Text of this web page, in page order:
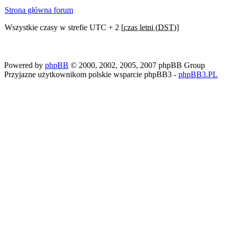
Strona główna forum
Wszystkie czasy w strefie UTC + 2 [czas letni (DST)]
Powered by phpBB © 2000, 2002, 2005, 2007 phpBB Group
Przyjazne użytkownikom polskie wsparcie phpBB3 - phpBB3.PL